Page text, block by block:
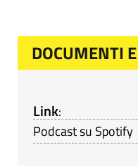
DOCUMENTI
Link:
Podcast su Spotify